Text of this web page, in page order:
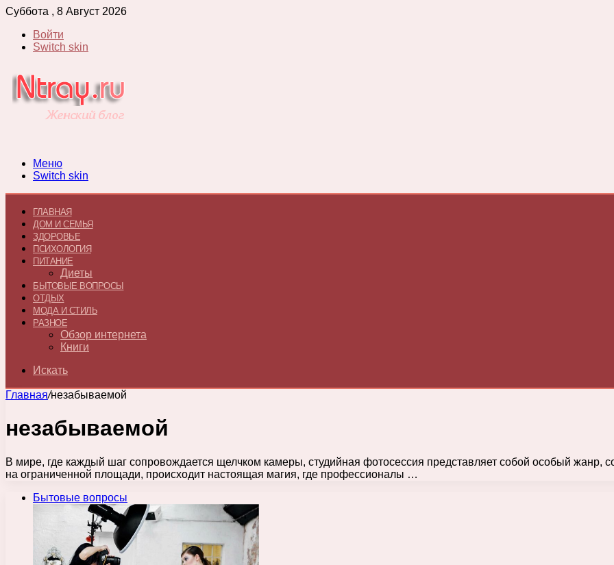
Суббота , 8 Август 2026
Войти
Switch skin
Меню
Switch skin
ГЛАВНАЯ
ДОМ И СЕМЬЯ
ЗДОРОВЬЕ
ПСИХОЛОГИЯ
ПИТАНИЕ
Диеты
БЫТОВЫЕ ВОПРОСЫ
ОТДЫХ
МОДА И СТИЛЬ
РАЗНОЕ
Обзор интернета
Книги
Искать
Главная/незабываемой
незабываемой
В мире, где каждый шаг сопровождается щелчком камеры, студийная фотосессия представляет собой особый жанр,
на ограниченной площади, происходит настоящая магия, где профессионалы …
Бытовые вопросы